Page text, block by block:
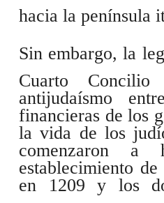
hacia la península
Sin embargo, la
Cuarto
antijudaísmo
financieras de los
la vida de los
comenzaron
establecimiento
en 1209 y los